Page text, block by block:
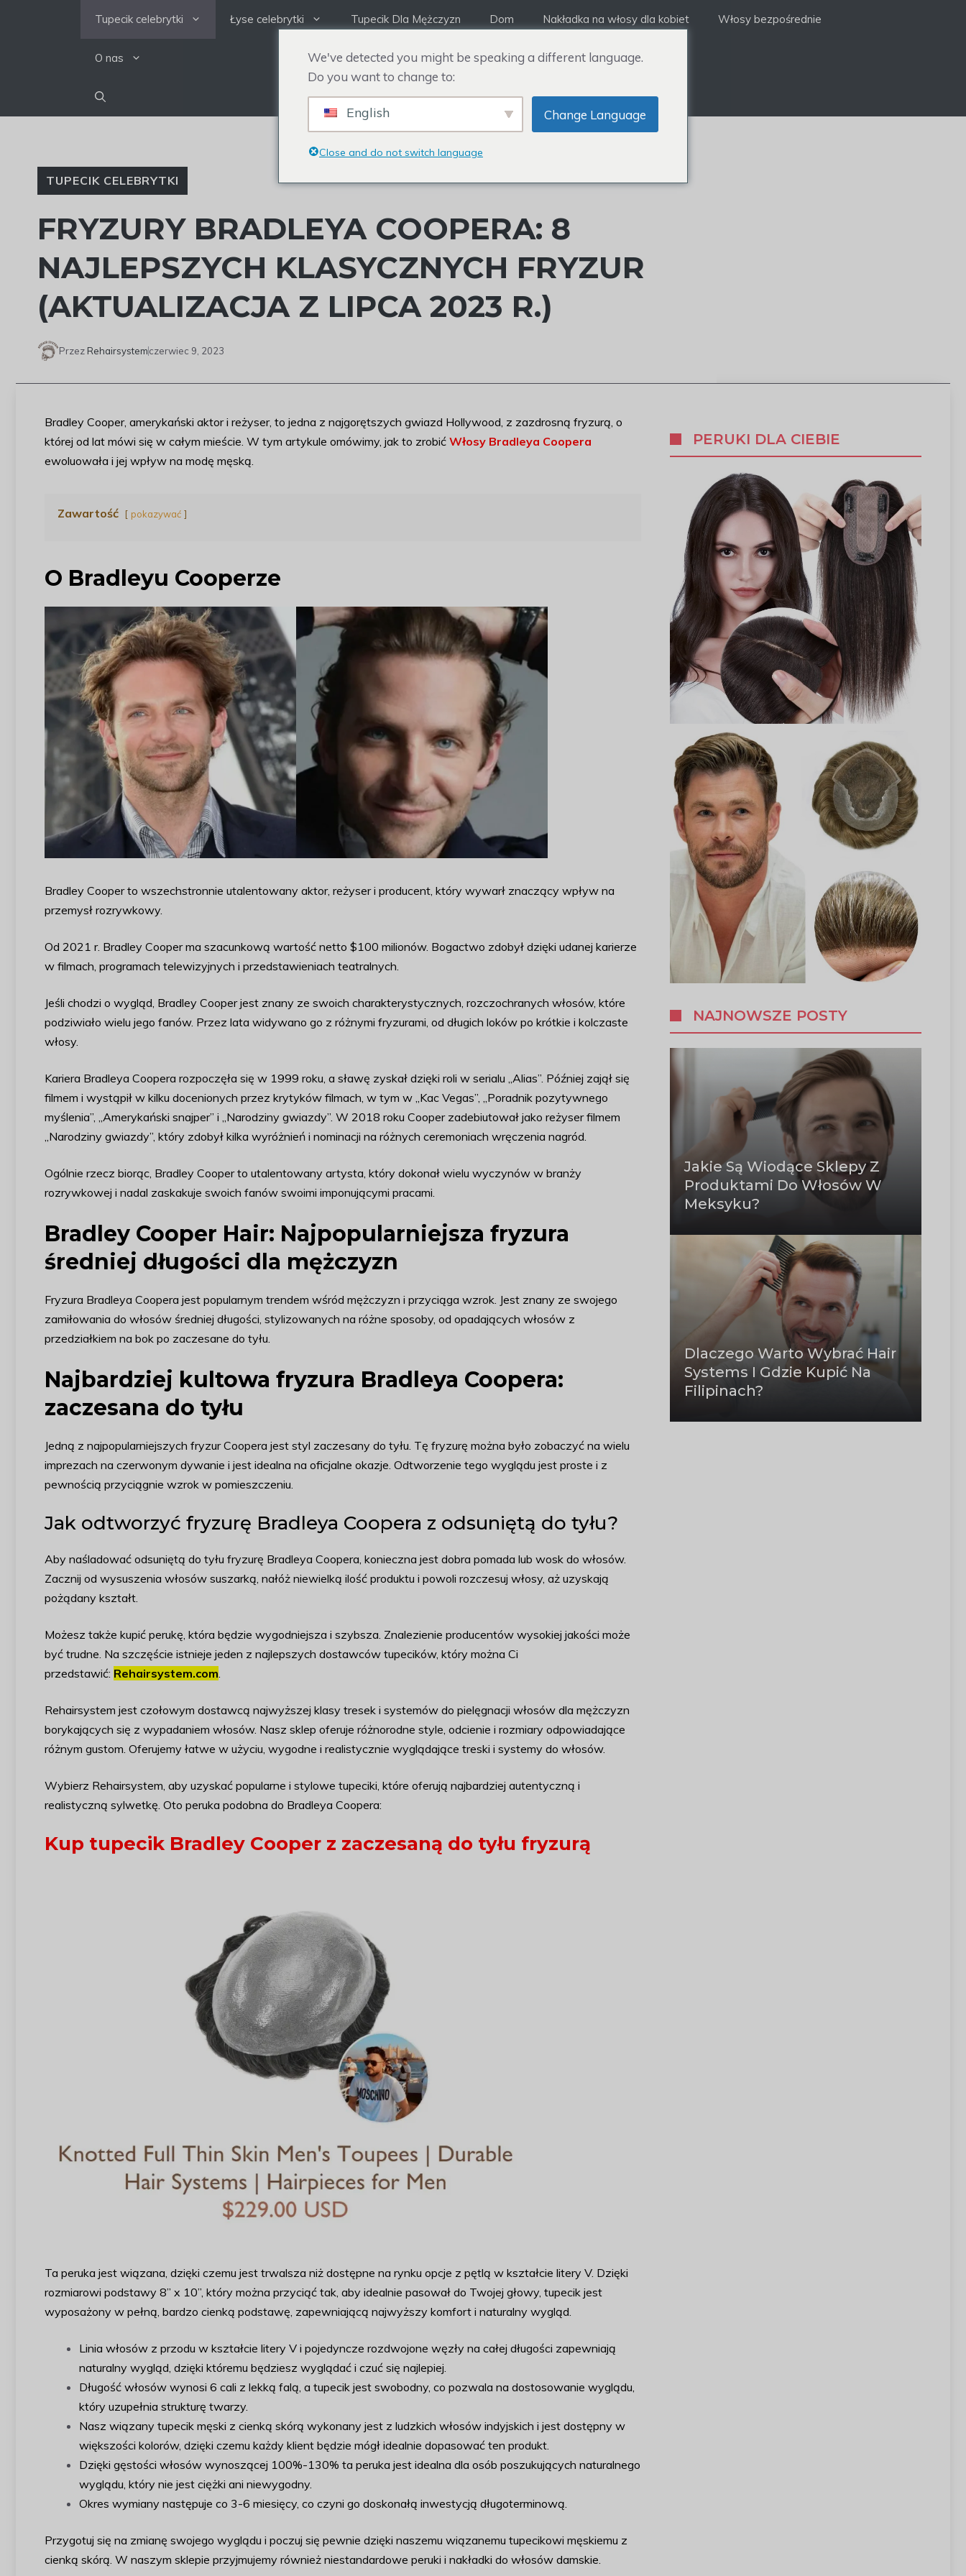
Tupecik celebrytki Łyse celebrytki Tupecik Dla Mężczyzn Dom Nakładka na włosy dla kobiet Włosy bezpośrednie
O nas
TUPECIK CELEBRYTKI
FRYZURY BRADLEYA COOPERA: 8
NAJLEPSZYCH KLASYCZNYCH FRYZUR
(AKTUALIZACJA Z LIPCA 2023 R.)
Przez Rehairsystemczerwiec 9, 2023
Bradley Cooper, amerykański aktor i reżyser, to jedna z najgorętszych gwiazd Hollywood, z zazdrosną fryzurą, o
której od lat mówi się w całym mieście. W tym artykule omówimy, jak to zrobić Włosy Bradleya Coopera
ewoluowała i jej wpływ na modę męską.
Zawartość pokazywać
O Bradleyu Cooperze
Bradley Cooper to wszechstronnie utalentowany aktor, reżyser i producent, który wywarł znaczący wpływ na
przemysł rozrywkowy.
Od 2021 r. Bradley Cooper ma szacunkową wartość netto $100 milionów. Bogactwo zdobył dzięki udanej karierze
w filmach, programach telewizyjnych i przedstawieniach teatralnych.
Jeśli chodzi o wygląd, Bradley Cooper jest znany ze swoich charakterystycznych, rozczochranych włosów, które
podziwiało wielu jego fanów. Przez lata widywano go z różnymi fryzurami, od długich loków po krótkie i kolczaste
włosy.
Kariera Bradleya Coopera rozpoczęła się w 1999 roku, a sławę zyskał dzięki roli w serialu „Alias”. Później zajął się
filmem i wystąpił w kilku docenionych przez krytyków filmach, w tym w „Kac Vegas”, „Poradnik pozytywnego
myślenia”, „Amerykański snajper” i „Narodziny gwiazdy”. W 2018 roku Cooper zadebiutował jako reżyser filmem
„Narodziny gwiazdy”, który zdobył kilka wyróżnień i nominacji na różnych ceremoniach wręczenia nagród.
Ogólnie rzecz biorąc, Bradley Cooper to utalentowany artysta, który dokonał wielu wyczynów w branży
rozrywkowej i nadal zaskakuje swoich fanów swoimi imponującymi pracami.
Bradley Cooper Hair: Najpopularniejsza fryzura
średniej długości dla mężczyzn
Fryzura Bradleya Coopera jest popularnym trendem wśród mężczyzn i przyciąga wzrok. Jest znany ze swojego
zamiłowania do włosów średniej długości, stylizowanych na różne sposoby, od opadających włosów z
przedziałkiem na bok po zaczesane do tyłu.
Najbardziej kultowa fryzura Bradleya Coopera:
zaczesana do tyłu
Jedną z najpopularniejszych fryzur Coopera jest styl zaczesany do tyłu. Tę fryzurę można było zobaczyć na wielu
imprezach na czerwonym dywanie i jest idealna na oficjalne okazje. Odtworzenie tego wyglądu jest proste i z
pewnością przyciągnie wzrok w pomieszczeniu.
Jak odtworzyć fryzurę Bradleya Coopera z odsuniętą do tyłu?
Aby naśladować odsuniętą do tyłu fryzurę Bradleya Coopera, konieczna jest dobra pomada lub wosk do włosów.
Zacznij od wysuszenia włosów suszarką, nałóż niewielką ilość produktu i powoli rozczesuj włosy, aż uzyskają
pożądany kształt.
Możesz także kupić perukę, która będzie wygodniejsza i szybsza. Znalezienie producentów wysokiej jakości może
być trudne. Na szczęście istnieje jeden z najlepszych dostawców tupecików, który można Ci
przedstawić: Rehairsystem.com.
Rehairsystem jest czołowym dostawcą najwyższej klasy tresek i systemów do pielęgnacji włosów dla mężczyzn
borykających się z wypadaniem włosów. Nasz sklep oferuje różnorodne style, odcienie i rozmiary odpowiadające
różnym gustom. Oferujemy łatwe w użyciu, wygodne i realistycznie wyglądające treski i systemy do włosów.
Wybierz Rehairsystem, aby uzyskać popularne i stylowe tupeciki, które oferują najbardziej autentyczną i
realistyczną sylwetkę. Oto peruka podobna do Bradleya Coopera:
Kup tupecik Bradley Cooper z zaczesaną do tyłu fryzurą
Ta peruka jest wiązana, dzięki czemu jest trwalsza niż dostępne na rynku opcje z pętlą w kształcie litery V. Dzięki
rozmiarowi podstawy 8” x 10”, który można przyciąć tak, aby idealnie pasował do Twojej głowy, tupecik jest
wyposażony w pełną, bardzo cienką podstawę, zapewniającą najwyższy komfort i naturalny wygląd.
Linia włosów z przodu w kształcie litery V i pojedyncze rozdwojone węzły na całej długości zapewniają
naturalny wygląd, dzięki któremu będziesz wyglądać i czuć się najlepiej.
Długość włosów wynosi 6 cali z lekką falą, a tupecik jest swobodny, co pozwala na dostosowanie wyglądu,
który uzupełnia strukturę twarzy.
Nasz wiązany tupecik męski z cienką skórą wykonany jest z ludzkich włosów indyjskich i jest dostępny w
większości kolorów, dzięki czemu każdy klient będzie mógł idealnie dopasować ten produkt.
Dzięki gęstości włosów wynoszącej 100%-130% ta peruka jest idealna dla osób poszukujących naturalnego
wyglądu, który nie jest ciężki ani niewygodny.
Okres wymiany następuje co 3-6 miesięcy, co czyni go doskonałą inwestycją długoterminową.
Przygotuj się na zmianę swojego wyglądu i poczuj się pewnie dzięki naszemu wiązanemu tupecikowi męskiemu z
cienką skórą. W naszym sklepie przyjmujemy również niestandardowe peruki i nakładki do włosów damskie.
PERUKI DLA CIEBIE
NAJNOWSZE POSTY
Jakie Są Wiodące Sklepy Z
Produktami Do Włosów W
Meksyku?
Dlaczego Warto Wybrać Hair
Systems I Gdzie Kupić Na
Filipinach?
We've detected you might be speaking a different language.
Do you want to change to:
English Change Language
Close and do not switch language